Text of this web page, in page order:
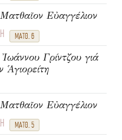
Εὐαγγέλιον
ΜΑΤΘ. 6
Γρίντζου γιά
Ἁγιορείτη
Εὐαγγέλιον
ΜΑΤΘ. 5